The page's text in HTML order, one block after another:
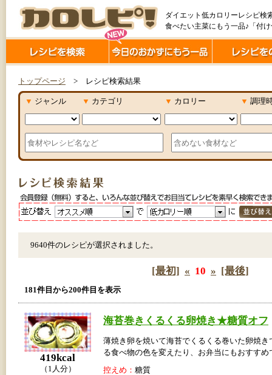
ダイエット低カロリーレシピ検
食べたい主菜にもう一品♪「付
トップページ > レシピ検索結果
▼ ジャンル ▼ カテゴリ ▼ カロリー ▼ 調理
9640件のレシピが選択されました。
[最初] « 10 » [最後]
181件目から200件目を表示
419kcal
（1人分）
海苔巻きくるくる卵焼き★糖質オフ
薄焼き卵を焼いて海苔でくるくる巻いた卵焼き
る食べ物の色を変えたり、お弁当にもおすすめ
控えめ： 糖質